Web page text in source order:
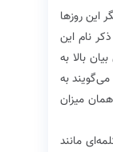
این روزها
نام این
بالا به
به
میزان
مانند